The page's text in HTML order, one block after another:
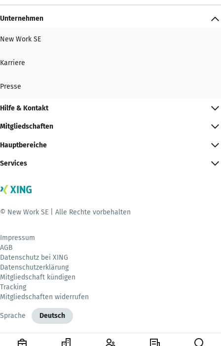
Unternehmen
New Work SE
Karriere
Presse
Hilfe & Kontakt
Mitgliedschaften
Hauptbereiche
Services
© New Work SE | Alle Rechte vorbehalten
Impressum
AGB
Datenschutz bei XING
Datenschutzerklärung
Mitgliedschaft kündigen
Tracking
Mitgliedschaften widerrufen
Sprache Deutsch